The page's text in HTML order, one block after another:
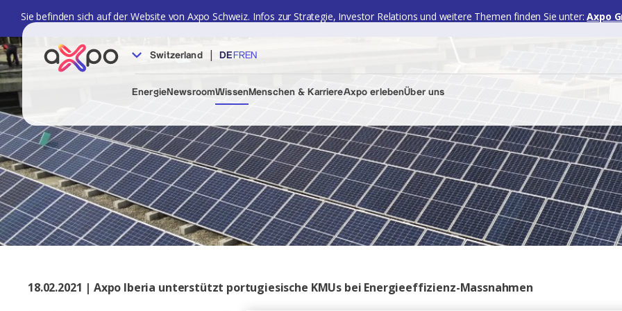
Sie befinden sich auf der Website von Axpo Schweiz. Infos zur Strategie, Investor Relations und weitere Themen finden Sie unter: Axpo
Switzerland | DE FREN
EnergieNewsroomWissenMenschen & KarriereAxpo erlebenÜber uns
18.02.2021 | Axpo Iberia unterstützt portugiesische KMUs bei Energieeffizienz-Massnahmen